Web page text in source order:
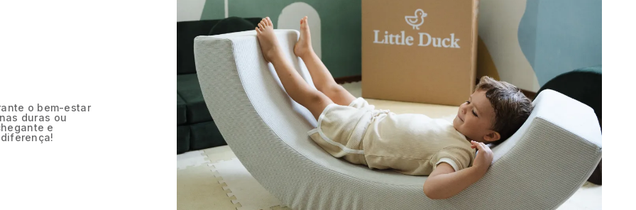
o bem-estar
duras ou
e